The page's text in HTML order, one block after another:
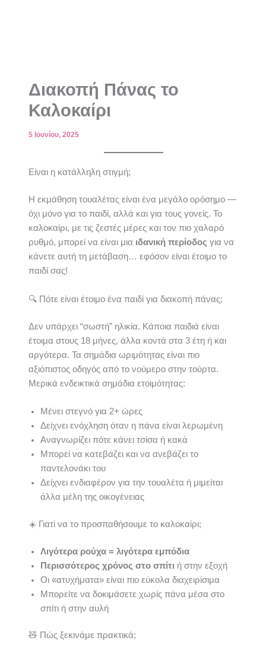
Διακοπή Πάνας το
Καλοκαίρι
5 Ιουνίου, 2025
Είναι η κατάλληλη στιγμή;
Η εκμάθηση τουαλέτας είναι ένα μεγάλο ορόσημο —
όχι μόνο για το παιδί, αλλά και για τους γονείς. Το
καλοκαίρι, με τις ζεστές μέρες και τον πιο χαλαρό
ρυθμό, μπορεί να είναι μια ιδανική περίοδος για να
κάνετε αυτή τη μετάβαση… εφόσον είναι έτοιμο το
παιδί σας!
🔍 Πότε είναι έτοιμο ένα παιδί για διακοπή πάνας;
Δεν υπάρχει “σωστή” ηλικία. Κάποια παιδιά είναι
έτοιμα στους 18 μήνες, άλλα κοντά στα 3 έτη ή και
αργότερα. Τα σημάδια ωριμότητας είναι πιο
αξιόπιστος οδηγός από το νούμερο στην τούρτα.
Μερικά ενδεικτικά σημάδια ετοιμότητας:
Μένει στεγνό για 2+ ώρες
Δείχνει ενόχληση όταν η πάνα είναι λερωμένη
Αναγνωρίζει πότε κάνει τσίσα ή κακά
Μπορεί να κατεβάζει και να ανεβάζει το
παντελονάκι του
Δείχνει ενδιαφέρον για την τουαλέτα ή μιμείται
άλλα μέλη της οικογένειας
☀️ Γιατί να το προσπαθήσουμε το καλοκαίρι;
Λιγότερα ρούχα = λιγότερα εμπόδια
Περισσότερος χρόνος στο σπίτι ή στην εξοχή
Οι «ατυχήματα» είναι πιο εύκολα διαχειρίσιμα
Μπορείτε να δοκιμάσετε χωρίς πάνα μέσα στο
σπίτι ή στην αυλή
🧸 Πώς ξεκινάμε πρακτικά;